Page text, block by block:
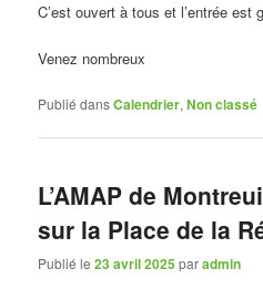
C’est ouvert à tous et l’entrée est
Venez nombreux
Publié dansCalendrier,Non classé
L’AMAP de
sur la Place de la
Publié le23 avril 2025 paradmin